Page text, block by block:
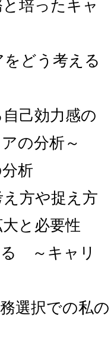
培ったキャ
をどう考える
己効力感の
の分析～
析
え方や捉え方
と必要性
る ～キャリ
選択での私の